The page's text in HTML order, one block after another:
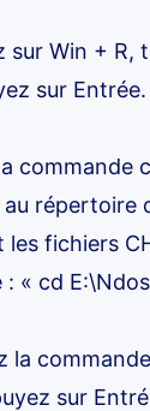
sur Win + R,
sur Entrée.
commande
répertoire
les fichiers
: « cd
la
sur